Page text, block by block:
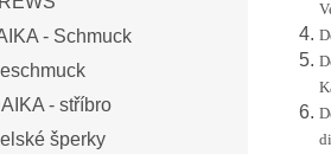
- Schmuck
- stříbro
šperky